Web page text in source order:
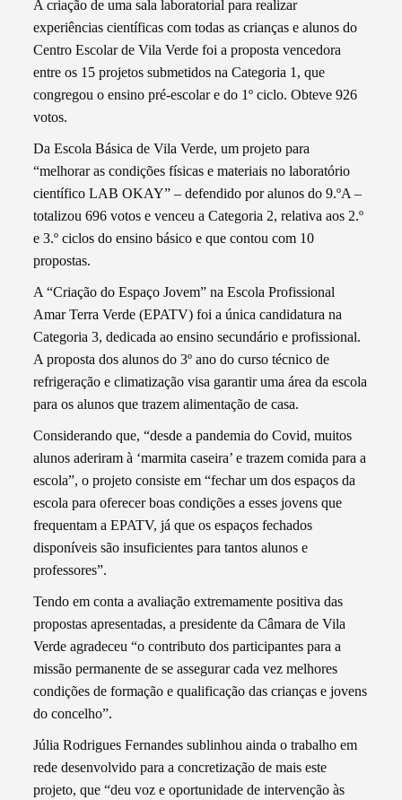
A criação de uma sala laboratorial para realizar
experiências científicas com todas as crianças e alunos do
Centro Escolar de Vila Verde foi a proposta vencedora
entre os 15 projetos submetidos na Categoria 1, que
congregou o ensino pré-escolar e do 1º ciclo. Obteve 926
votos.
Da Escola Básica de Vila Verde, um projeto para
“melhorar as condições físicas e materiais no laboratório
científico LAB OKAY” – defendido por alunos do 9.ºA –
totalizou 696 votos e venceu a Categoria 2, relativa aos 2.º
e 3.º ciclos do ensino básico e que contou com 10
propostas.
A “Criação do Espaço Jovem” na Escola Profissional
Amar Terra Verde (EPATV) foi a única candidatura na
Categoria 3, dedicada ao ensino secundário e profissional.
A proposta dos alunos do 3º ano do curso técnico de
refrigeração e climatização visa garantir uma área da escola
para os alunos que trazem alimentação de casa.
Considerando que, “desde a pandemia do Covid, muitos
alunos aderiram à ‘marmita caseira’ e trazem comida para a
escola”, o projeto consiste em “fechar um dos espaços da
escola para oferecer boas condições a esses jovens que
frequentam a EPATV, já que os espaços fechados
disponíveis são insuficientes para tantos alunos e
professores”.
Tendo em conta a avaliação extremamente positiva das
propostas apresentadas, a presidente da Câmara de Vila
Verde agradeceu “o contributo dos participantes para a
missão permanente de se assegurar cada vez melhores
condições de formação e qualificação das crianças e jovens
do concelho”.
Júlia Rodrigues Fernandes sublinhou ainda o trabalho em
rede desenvolvido para a concretização de mais este
projeto, que “deu voz e oportunidade de intervenção às